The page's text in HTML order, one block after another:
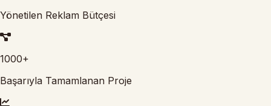
Yönetilen Reklam Bütçesi
1000+
Başarıyla Tamamlanan Proje